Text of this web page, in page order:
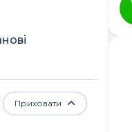
Приховати